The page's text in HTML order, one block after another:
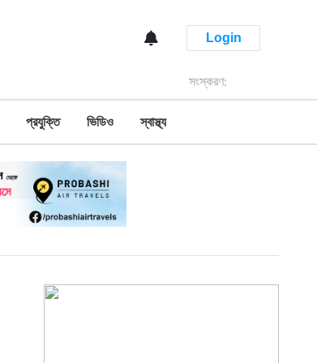
Login
সংস্করণ:
প্রযুক্তি ভিডিও স্বাস্থ্য